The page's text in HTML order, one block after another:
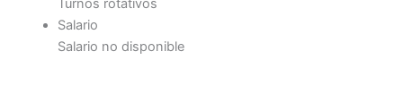
Turnos rotativos
Salario
Salario no disponible